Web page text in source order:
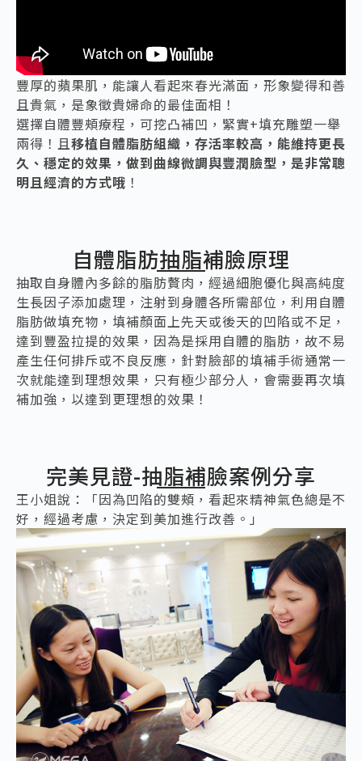
豐厚的蘋果肌，能讓人看起來春光滿面，形象變得和善
且貴氣，是象徵貴婦命的最佳面相！
選擇自體豐頰療程，可挖凸補凹，緊實+填充雕塑一舉
兩得！且移植自體脂肪組織，存活率較高，能維持更長
久、穩定的效果，做到曲線微調與豐潤臉型，是非常聰
明且經濟的方式哦 ！
自體脂肪抽脂補臉原理
抽取自身體內多餘的脂肪贅肉，經過細胞優化與高純度
生長因子添加處理，注射到身體各所需部位，利用自體
脂肪做填充物，填補顏面上先天或後天的凹陷或不足，
達到豐盈拉提的效果，因為是採用自體的脂肪，故不易
產生任何排斥或不良反應，針對臉部的填補手術通常一
次就能達到理想效果，只有極少部分人，會需要再次填
補加強，以達到更理想的效果！
完美見證-抽脂補臉案例分享
王小姐說：「因為凹陷的雙頰，看起來精神氣色總是不
好，經過考慮，決定到美加進行改善。」